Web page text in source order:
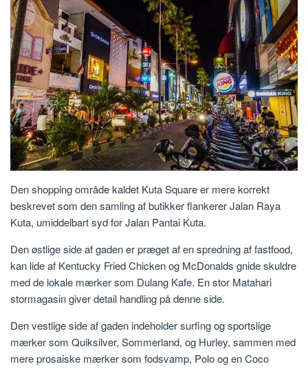
Den shopping område kaldet Kuta Square er mere korrekt
beskrevet som den samling af butikker flankerer Jalan Raya
Kuta, umiddelbart syd for Jalan Pantai Kuta.
Den østlige side af gaden er præget af en spredning af fastfood,
kan lide af Kentucky Fried Chicken og McDonalds gnide skuldre
med de lokale mærker som Dulang Kafe. En stor Matahari
stormagasin giver detail handling på denne side.
Den vestlige side af gaden indeholder surfing og sportslige
mærker som Quiksilver, Sommerland, og Hurley, sammen med
mere prosaiske mærker som fodsvamp, Polo og en Coco